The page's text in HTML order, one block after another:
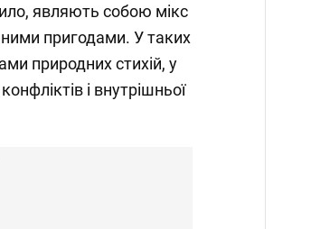
являють собою мікс
пригодами. У таких
природних стихій, у
і внутрішньої